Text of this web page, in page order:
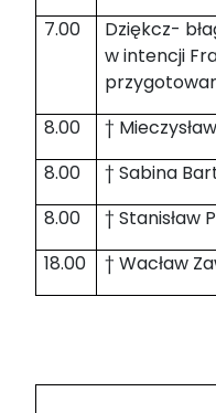
7.00
Dziękcz-
w intencji
8.00
†
8.00
† Sabina
8.00
† Stanisław
18.00
† Wacław